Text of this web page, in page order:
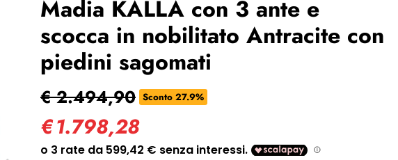
Ricorda
Hai perso la password?
Madia KALLA con 3 ante e
scocca in nobilitato Antracite con
piedini sagomati
€ 2.494,90 Sconto 27.9%
€1.798,28